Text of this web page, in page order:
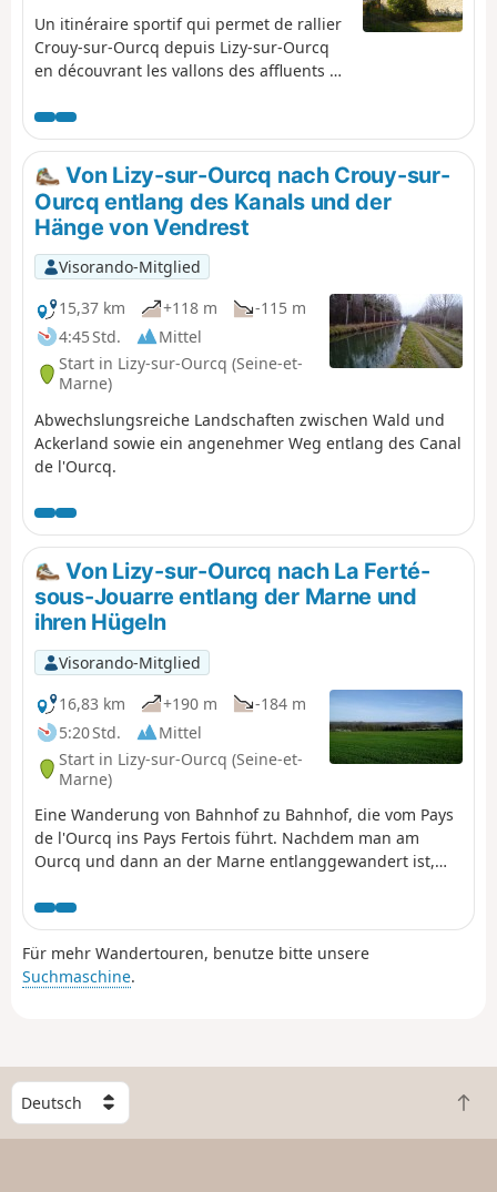
Un itinéraire sportif qui permet de rallier
Crouy-sur-Ourcq depuis Lizy-sur-Ourcq
en découvrant les vallons des affluents de
traversant les villages qui les peuplent.
Von Lizy-sur-Ourcq nach Crouy-sur-
Ourcq entlang des Kanals und der
Hänge von Vendrest
Visorando-Mitglied
15,37 km
+118 m
-115 m
4:45 Std.
Mittel
Start in Lizy-sur-Ourcq (Seine-et-
Marne)
Abwechslungsreiche Landschaften zwischen Wald und
Ackerland sowie ein angenehmer Weg entlang des Canal
de l'Ourcq.
Von Lizy-sur-Ourcq nach La Ferté-
sous-Jouarre entlang der Marne und
ihren Hügeln
Visorando-Mitglied
16,83 km
+190 m
-184 m
5:20 Std.
Mittel
Start in Lizy-sur-Ourcq (Seine-et-
Marne)
Eine Wanderung von Bahnhof zu Bahnhof, die vom Pays
de l'Ourcq ins Pays Fertois führt. Nachdem man am
Ourcq und dann an der Marne entlanggewandert ist,
und Jaignes mit ihrem Polierstein vorbei. Anschließend
geht es entlang des Ru de Rutel, zwischen Feldern,
Wäldern und Obstgärten hinauf, bevor man durch den
Bois départemental de la Barre und seinen
Für mehr Wandertouren, benutze bitte unsere
Suchmaschine.
W
ä
h
Z
u